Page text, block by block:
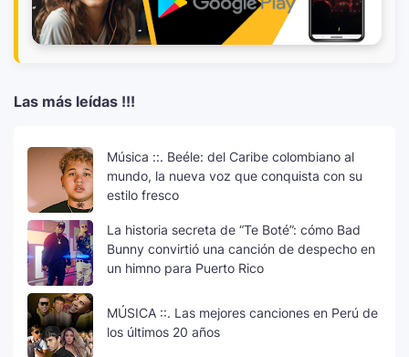
Las más leídas !!!
Música ::. Beéle: del Caribe colombiano al
mundo, la nueva voz que conquista con su
estilo fresco
La historia secreta de “Te Boté”: cómo Bad
Bunny convirtió una canción de despecho en
un himno para Puerto Rico
MÚSICA ::. Las mejores canciones en Perú de
los últimos 20 años